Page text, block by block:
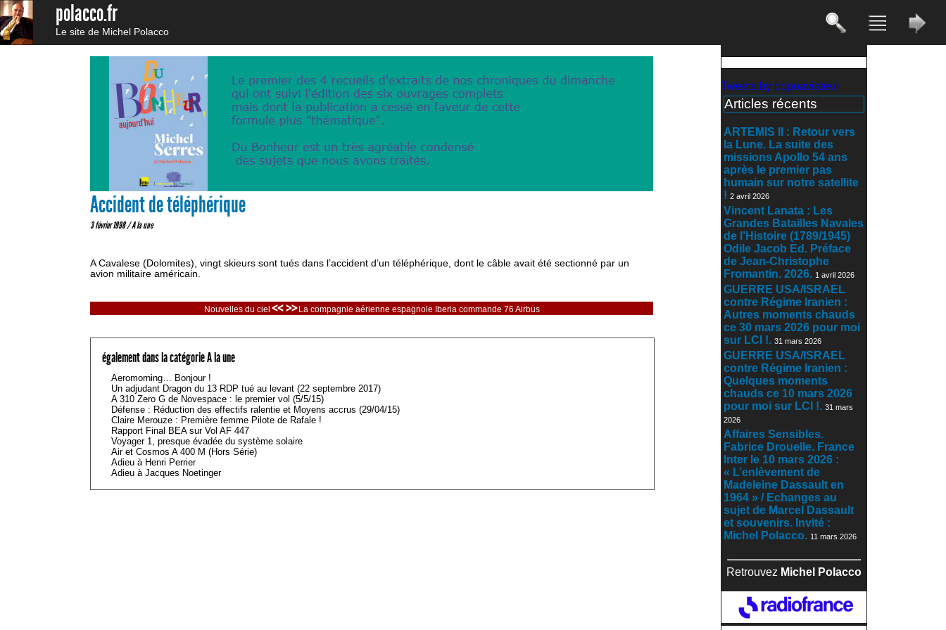
polacco.fr
Le site de Michel Polacco
Tweets by popoaviateur
Articles récents
ARTEMIS II : Retour vers
la Lune. La suite des
missions Apollo 54 ans
après le premier pas
humain sur notre satellite
! 2 avril 2026
Vincent Lanata : Les
Grandes Batailles Navales
de l’Histoire (1789/1945)
Odile Jacob Ed. Préface
de Jean-Christophe
Fromantin. 2026. 1 avril 2026
GUERRE USA/ISRAEL
contre Régime Iranien :
Autres moments chauds
ce 30 mars 2026 pour moi
sur LCI !. 31 mars 2026
GUERRE USA/ISRAEL
contre Régime Iranien :
Quelques moments
chauds ce 10 mars 2026
pour moi sur LCI !. 31 mars
2026
Affaires Sensibles.
Fabrice Drouelle. France
Inter le 10 mars 2026 :
« L’enlèvement de
Madeleine Dassault en
1964 » / Echanges au
sujet de Marcel Dassault
et souvenirs. Invité :
Michel Polacco. 11 mars 2026
Retrouvez Michel Polacco
Accident de téléphérique
3 février 1998 /A la une
A Cavalese (Dolomites), vingt skieurs sont tués dans l’accident d’un téléphérique, dont le câble avait été sectionné par un
avion militaire américain.
Nouvelles du ciel << >> La compagnie aérienne espagnole Iberia commande 76 Airbus
également dans la catégorie A la une
Aeromorning… Bonjour !
Un adjudant Dragon du 13 RDP tué au levant (22 septembre 2017)
A 310 Zero G de Novespace : le premier vol (5/5/15)
Défense : Réduction des effectifs ralentie et Moyens accrus (29/04/15)
Claire Merouze : Première femme Pilote de Rafale !
Rapport Final BEA sur Vol AF 447
Voyager 1, presque évadée du système solaire
Air et Cosmos A 400 M (Hors Série)
Adieu à Henri Perrier
Adieu à Jacques Noetinger